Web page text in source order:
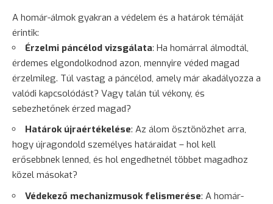
A homár-álmok gyakran a védelem és a határok témáját
érintik:
Érzelmi páncélod vizsgálata: Ha homárral álmodtál,
érdemes elgondolkodnod azon, mennyire véded magad
érzelmileg. Túl vastag a páncélod, amely már akadályozza a
valódi kapcsolódást? Vagy talán túl vékony, és
sebezhetőnek érzed magad?
Határok újraértékelése: Az álom ösztönözhet arra,
hogy újragondold személyes határaidat – hol kell
erősebbnek lenned, és hol engedhetnél többet magadhoz
közel másokat?
Védekező mechanizmusok felismerése: A homár-